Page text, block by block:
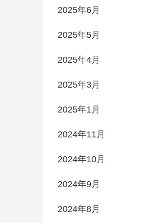
2025年6月
2025年5月
2025年4月
2025年3月
2025年1月
2024年11月
2024年10月
2024年9月
2024年8月